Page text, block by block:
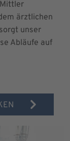
ärztlichen
unser
Abläufe auf